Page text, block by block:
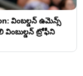
వింబ‌ల్డ‌న్ ఉమెన్స్